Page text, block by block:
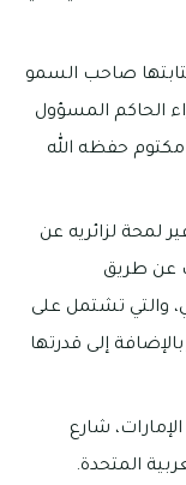
صاحب السمو
الحاكم المسؤول
حفظه الله
لمحة لزائريه عن
وذلك عن طريق
والتي تشتمل على
إلى قدرتها
شارع
المتحدة.